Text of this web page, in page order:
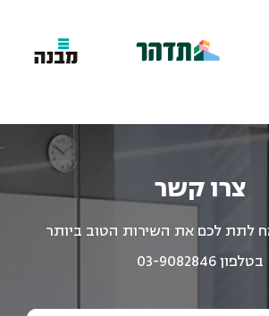
צרו קשר
לתת לכם את השירות הטוב ביותר
בטלפון 03-9082846